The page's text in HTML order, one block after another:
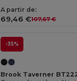
A partir de:
69,46 €107,67 €
-35%
Brook Taverner